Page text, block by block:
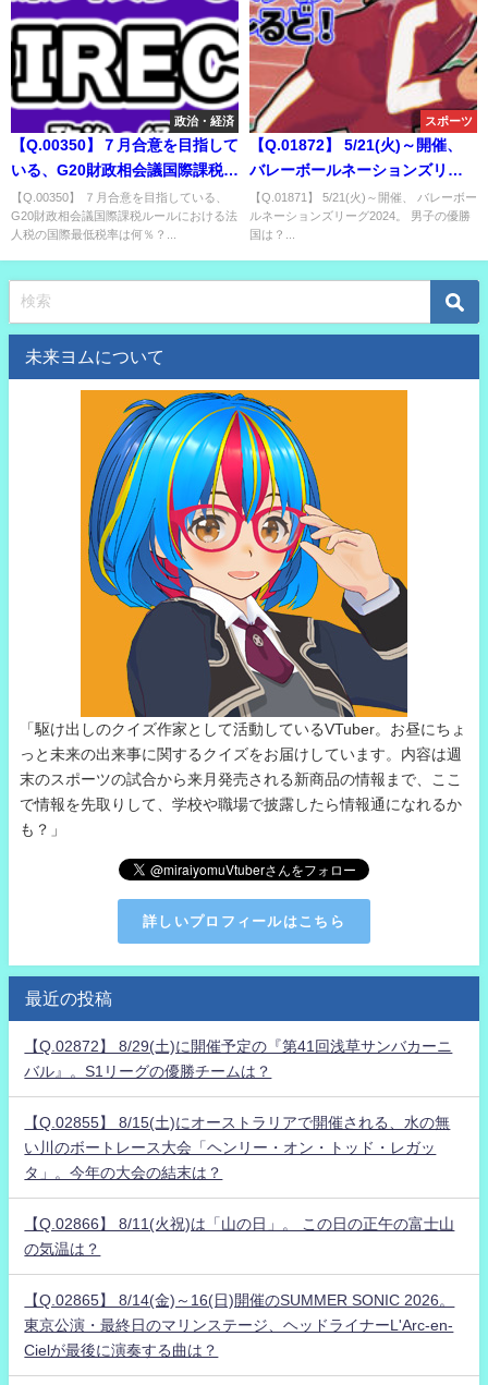
政治・経済
【Q.00350】７月合意を目指して
いる、G20財政相会議国際課税ル
ールにおける法人税の国際最低
税率は何％？
【Q.00350】 ７月合意を目指している、
G20財政相会議国際課税ルールにおける法
人税の国際最低税率は何％？...
スポーツ
【Q.01872】 5/21(火)～開催、
バレーボールネーションズリー
グ2024。 男子の優勝国は？
【Q.01871】 5/21(火)～開催、 バレーボー
ルネーションズリーグ2024。 男子の優勝
国は？...
未来ヨムについて
「駆け出しのクイズ作家として活動しているVTuber。お昼にちょ
っと未来の出来事に関するクイズをお届けしています。内容は週
末のスポーツの試合から来月発売される新商品の情報まで、ここ
で情報を先取りして、学校や職場で披露したら情報通になれるか
も？」
詳しいプロフィールはこちら
最近の投稿
【Q.02872】 8/29(土)に開催予定の『第41回浅草サンバカーニ
バル』。S1リーグの優勝チームは？
【Q.02855】 8/15(土)にオーストラリアで開催される、水の無
い川のボートレース大会「ヘンリー・オン・トッド・レガッ
タ」。今年の大会の結末は？
【Q.02866】 8/11(火祝)は「山の日」。 この日の正午の富士山
の気温は？
【Q.02865】 8/14(金)～16(日)開催のSUMMER SONIC 2026。
東京公演・最終日のマリンステージ、ヘッドライナーL'Arc-en-
Cielが最後に演奏する曲は？